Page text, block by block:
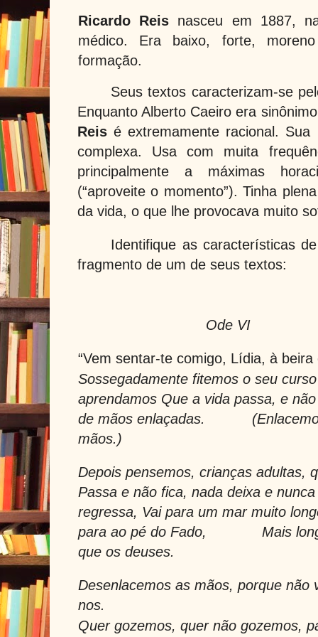
Ricardo Reis nasceu em 1887,
médico. Era baixo, forte,
formação.
Seus textos caracterizam-se
Enquanto Alberto Caeiro era
Reis é extremamente racional.
complexa. Usa com muita
principalmente a máximas
(“aproveite o momento”). Tinha
da vida, o que lhe provocava muito
Identifique as características
fragmento de um de seus textos:
Ode VI
“Vem sentar-te comigo, Lídia, à beira
Sossegadamente fitemos o seu
aprendamos Que a vida passa, e
de mãos enlaçadas.
mãos.)
Depois pensemos, crianças adultas,
Passa e não fica, nada deixa e nunca
regressa, Vai para um mar muito
para ao pé do Fado,
Mais
que os deuses.
Desenlacemos as mãos, porque não
nos.
Quer gozemos, quer não gozemos,